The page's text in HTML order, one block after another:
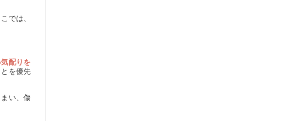
では、
配りを
を優先
い、傷